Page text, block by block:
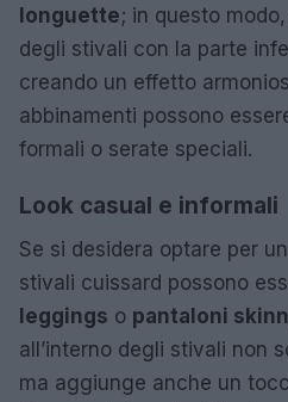
longuette; in questo
degli stivali con la parte
creando un effetto
abbinamenti possono
formali o serate speciali.
Look casual e informali
Se si desidera optare per
stivali cuissard possono
leggings o pantaloni
all’interno degli stivali non
ma aggiunge anche un